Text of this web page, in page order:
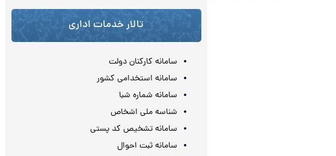
تالار خدمات اداری
سامانه کارکنان دولت
سامانه استخدامی کشور
سامانه شماره شبا
شناسه ملی اشخاص
سامانه تشخیص کد پستی
سامانه ثبت احوال